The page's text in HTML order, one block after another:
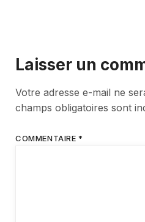
Laisser un
Votre adresse e-mail ne
champs obligatoires sont
COMMENTAIRE*